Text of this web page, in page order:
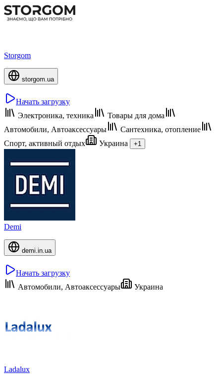
Storgom
storgom.ua
Начать загрузку
Электроника, техника
Товары для дома
Автомобили, Автоаксессуары
Сантехника, отопление
Спорт, активный отдых
Украина +1
Demi
demi.in.ua
Начать загрузку
Автомобили, Автоаксессуары
Украина
Ladalux